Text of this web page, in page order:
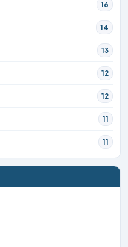
16
14
13
12
12
11
11